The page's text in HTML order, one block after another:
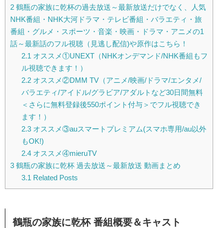
2 鶴瓶の家族に乾杯の過去放送～最新放送だけでなく、人気
NHK番組・NHK大河ドラマ・テレビ番組・バラエティ・旅
番組・グルメ・スポーツ・音楽・映画・ドラマ・アニメの1
話～最新話のフル視聴（見逃し配信)や原作はこちら！
2.1 オススメ①UNEXT（NHKオンデマンド/NHK番組もフ
ル視聴できます！）
2.2オススメ②DMM TV（アニメ/映画/ドラマ/エンタメ/
バラエティ/アイドル/グラビア/アダルトなど30日間無料
＜さらに無料登録後550ポイント付与＞でフル視聴でき
ます！）
2.3オススメ③auスマートプレミアム(スマホ専用/au以外
もOK!)
2.4オススメ④mieruTV
3 鶴瓶の家族に乾杯 過去放送～最新放送 動画まとめ
3.1 Related Posts
鶴瓶の家族に乾杯 番組概要＆キャスト